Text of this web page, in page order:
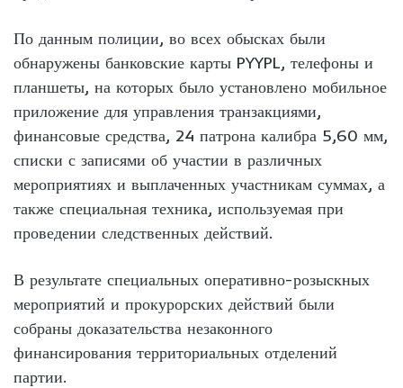
По данным полиции, во всех обысках были
обнаружены банковские карты PYYPL, телефоны и
планшеты, на которых было установлено мобильное
приложение для управления транзакциями,
финансовые средства, 24 патрона калибра 5,60 мм,
списки с записями об участии в различных
мероприятиях и выплаченных участникам суммах, а
также специальная техника, используемая при
проведении следственных действий.
В результате специальных оперативно-розыскных
мероприятий и прокурорских действий были
собраны доказательства незаконного
финансирования территориальных отделений
партии.